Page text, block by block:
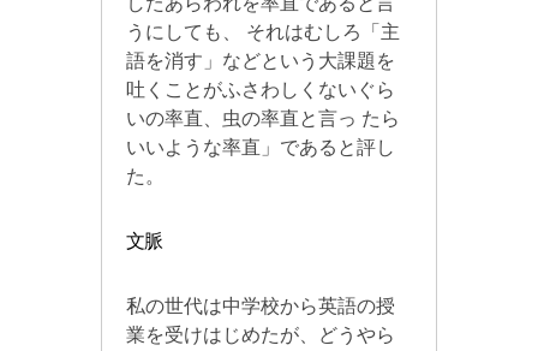
うにしても、 それはむしろ「主
語を消す」などという大課題を
吐くことがふさわしくないぐら
いの率直、虫の率直と言っ たら
いいような率直」であると評し
た。
文脈
私の世代は中学校から英語の授
業を受けはじめたが、どうやら